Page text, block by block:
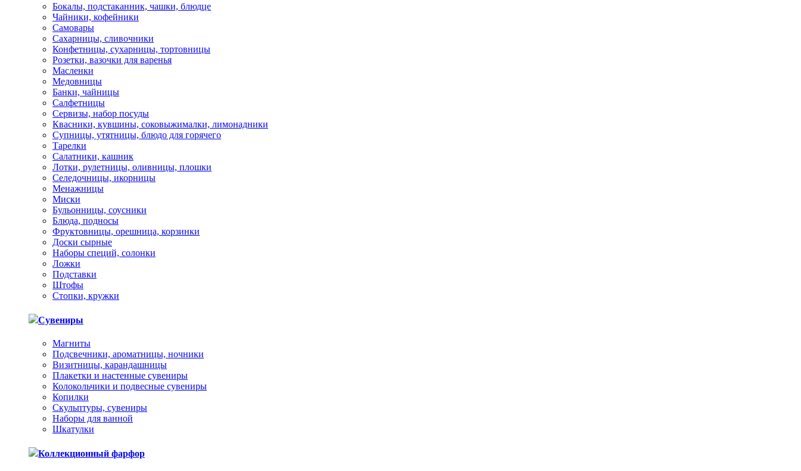
Бокалы, подстаканник, чашки, блюдце
Чайники, кофейники
Самовары
Сахарницы, сливочники
Конфетницы, сухарницы, тортовницы
Розетки, вазочки для варенья
Масленки
Медовницы
Банки, чайницы
Салфетницы
Сервизы, набор посуды
Квасники, кувшины, соковыжималки, лимонадники
Супницы, утятницы, блюдо для горячего
Тарелки
Салатники, кашник
Лотки, рулетницы, оливницы, плошки
Селедочницы, икорницы
Менажницы
Миски
Бульонницы, соусники
Блюда, подносы
Фруктовницы, орешница, корзинки
Доски сырные
Наборы специй, солонки
Ложки
Подставки
Штофы
Стопки, кружки
Сувениры
Магниты
Подсвечники, ароматницы, ночники
Визитницы, карандашницы
Плакетки и настенные сувениры
Колокольчики и подвесные сувениры
Копилки
Скульптуры, сувениры
Наборы для ванной
Шкатулки
Коллекционный фарфор